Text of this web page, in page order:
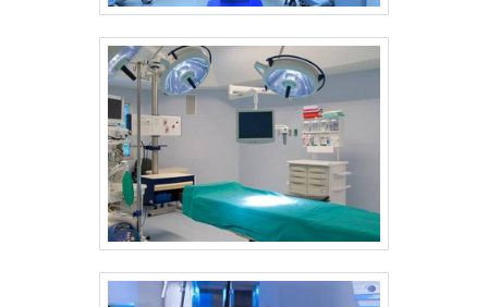
equipamentos hospitalares e odontológicos
de alta tecnologia. São diversas opções de
itens oferecidos, como lavadoras
ultrassônicas e autoclaves com ótima
qualidade e precisão. Com o objetivo de
trazer a satisfação a todos os clientes, a
empresa entende que seu melhor destaque
é conquistar a confiança de cada um. Tudo
isso só é possível através do investimento
em equipamentos modernos e profissionais
experientes. A Sanders do Brasil é uma